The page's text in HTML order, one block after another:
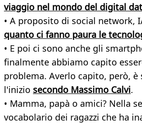
viaggio nel mondo del digital
• A proposito di social network,
quanto ci fanno paura le
• E poi ci sono anche gli
finalmente abbiamo capito
problema. Averlo capito, però, è
l'inizio secondo Massimo Calvi.
• Mamma, papà o amici? Nella
vocabolario dei ragazzi che ha